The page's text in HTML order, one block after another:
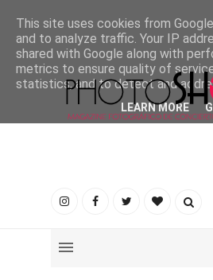
This site uses cookies from
and to analyze traffic. Your IP
shared with Google along with
metrics to ensure quality of
statistics, and to detect and
LEARN MORE